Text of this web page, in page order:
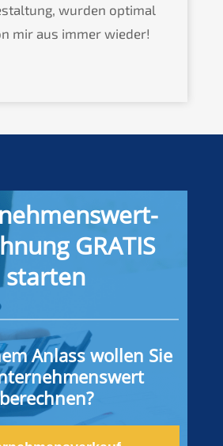
wurden optimal
mir aus immer wieder!
GRATIS
starten
Anlass wollen Sie